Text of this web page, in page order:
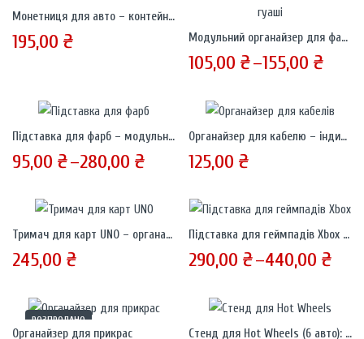
Монетниця для авто – контейнер для українських монет (1–10 грн)
195,00 ₴ Модульний органайзер для фарби – органайзер на 9 / 12 / 15 баночок
105,00 ₴–155,00 ₴
Підставка для фарб – модульний органайзер для баночок акрилу, гуаші
95,00 ₴–280,00 ₴
Органайзер для кабелю – індивідуальне виготовлення!
125,00 ₴
Тримач для карт UNO – органайзер для настільної гри УНО
245,00 ₴
Підставка для геймпадів Xbox One Series X/S
290,00 ₴–440,00 ₴
РОЗПРОДАНО
Органайзер для прикрас Стенд для Hot Wheels (6 авто): організована колекція на столі або стіні